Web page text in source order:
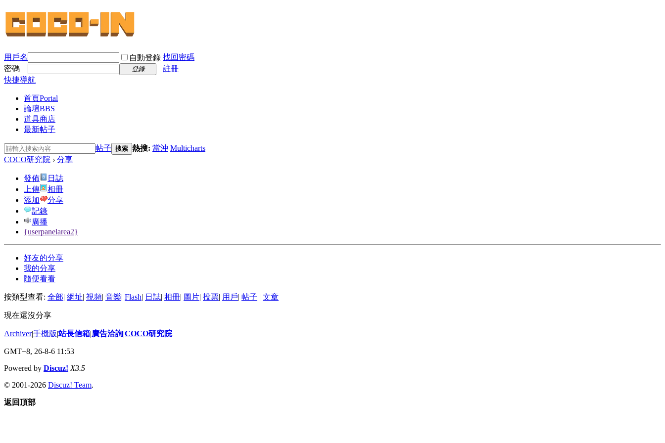
用戶名 自動登錄 找回密碼
密碼
登錄
註冊
快捷導航
首頁Portal
論壇BBS
道具商店
最新帖子
帖子 搜索 熱搜: 當沖 Multicharts
COCO研究院 › 分享
發佈
日誌
上傳
相冊
添加
分享
記錄
廣播
{userpanelarea2}
好友的分享
我的分享
隨便看看
按類型查看: 全部| 網址| 視頻| 音樂| Flash| 日誌| 相冊| 圖片| 投票| 用戶| 帖子 | 文章
現在還沒分享
Archiver|手機版|站長信箱|廣告洽詢|COCO研究院
GMT+8, 26-8-6 11:53
Powered by Discuz! X3.5
© 2001-2026 Discuz! Team.
返回頂部